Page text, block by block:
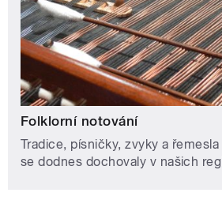
Folklorní notování
Tradice, písničky, zvyky a
se dodnes dochovaly v našich